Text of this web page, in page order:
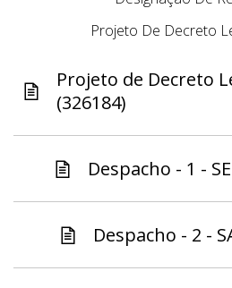
Projeto De Decreto
Projeto de Decreto
(326184)
Despacho - 1 -
Despacho - 2 -